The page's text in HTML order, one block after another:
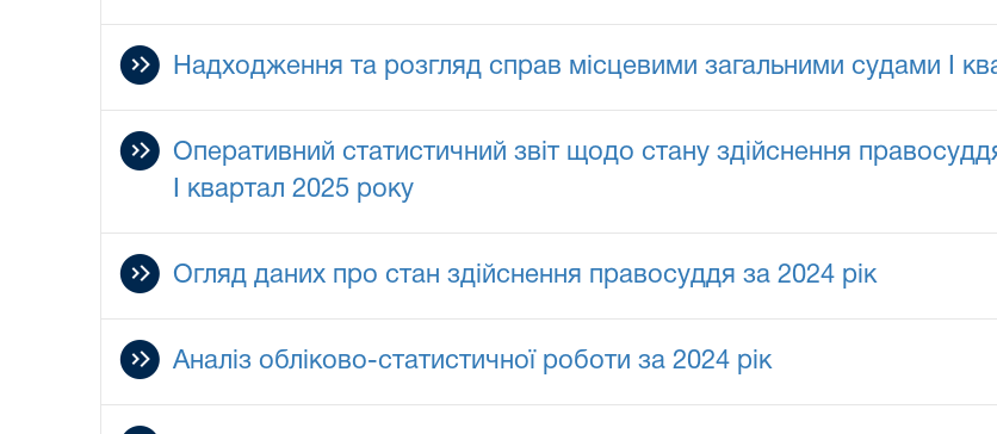
Надходження та розгляд справ місцевими загальними судами I
Оперативний статистичний звіт щодо стану здійснення
I квартал 2025 року
Огляд даних про стан здійснення правосуддя за 2024 рік
Аналіз обліково-статистичної роботи за 2024 рік